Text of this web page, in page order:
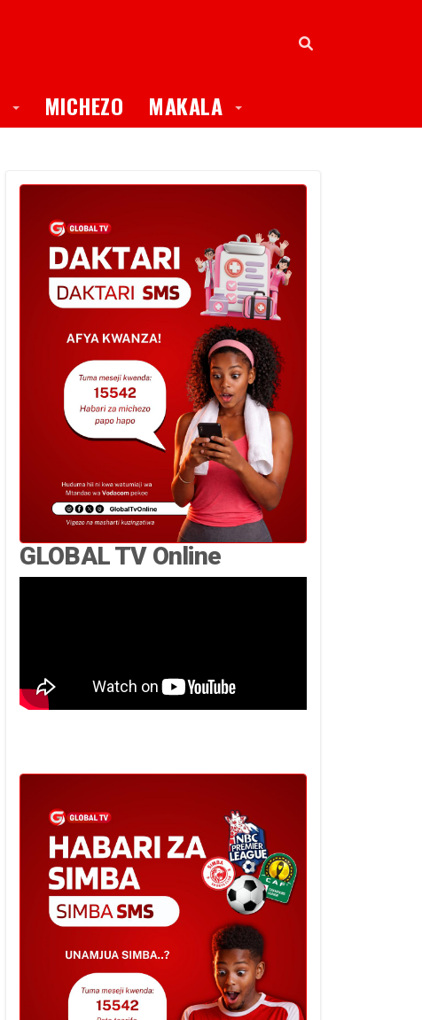
Toggle Dropdown
MICHEZO MAKALA Toggle Dropdown
GLOBAL TV Online